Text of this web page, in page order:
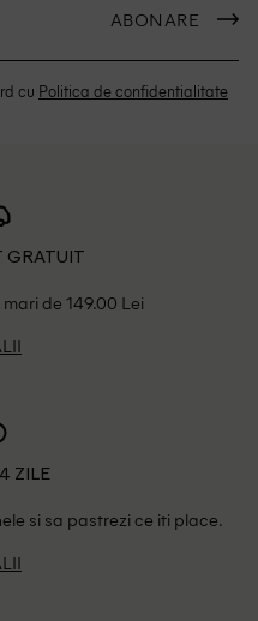
ABONARE
cu Politica de confidentialitate
GRATUIT
de 149.00 Lei
ZILE
si sa pastrezi ce iti place.